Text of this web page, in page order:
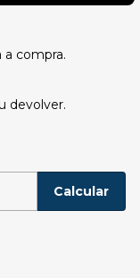
a compra.
devolver.
Calcular